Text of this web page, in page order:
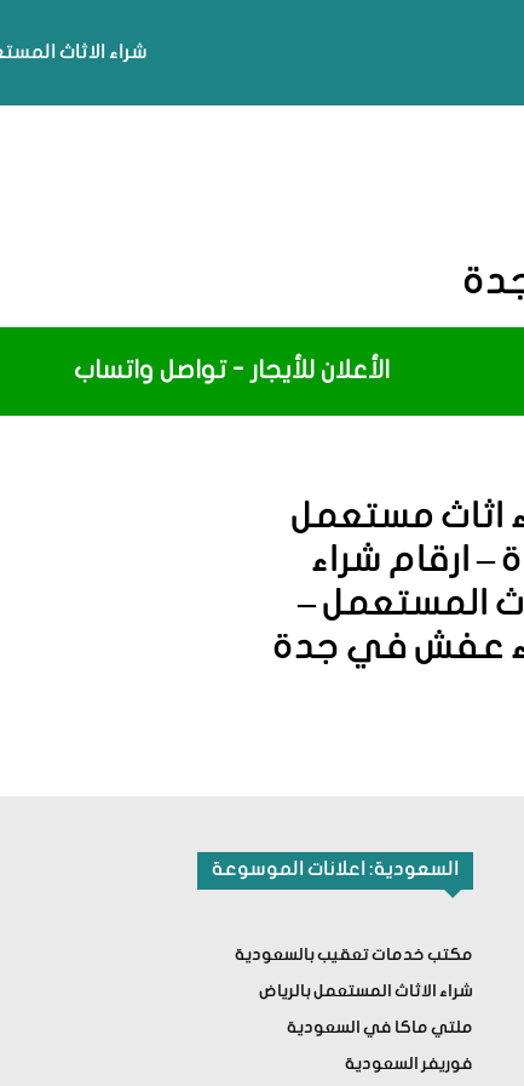
شراء الاثاث
الأعلان للأيجار - تواصل واتساب
اثاث مستعمل
– ارقام شراء
المستعمل –
عفش في جدة
السعودية: اعلانات الموسوعة
مكتب خدمات تعقيب بالسعودية
شراء الاثاث المستعمل بالرياض
ملتي ماكا في السعودية
فوريفر السعودية